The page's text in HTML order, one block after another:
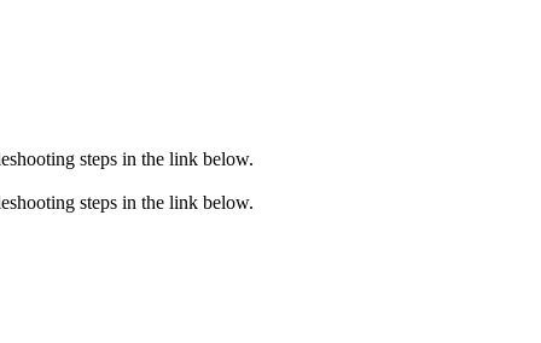
steps in the link below.
steps in the link below.